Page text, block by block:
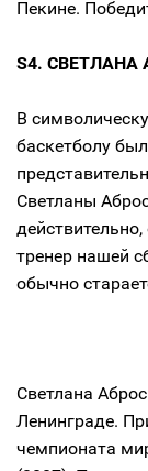
Пекине.
S4.
В
баскетболу
Светланы
тренер нашей
обычно
Светлана
Ленинграде.
чемпионата